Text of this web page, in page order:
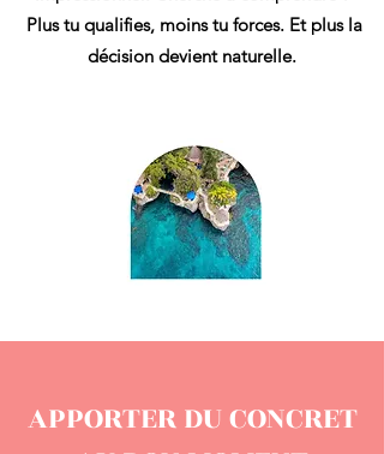
Plus tu qualifies, moins tu forces. Et plus la
décision devient naturelle.
APPORTER DU CONCRET